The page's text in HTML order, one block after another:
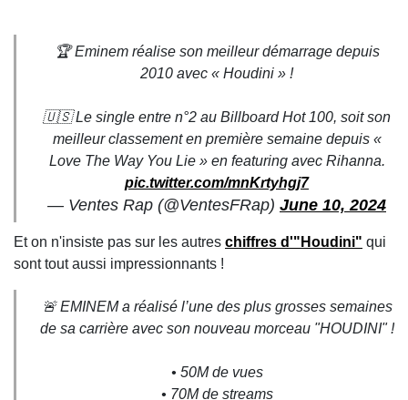
🏆 Eminem réalise son meilleur démarrage depuis
2010 avec « Houdini » !
🇺🇸 Le single entre n°2 au Billboard Hot 100, soit son
meilleur classement en première semaine depuis «
Love The Way You Lie » en featuring avec Rihanna.
pic.twitter.com/mnKrtyhgj7
— Ventes Rap (@VentesFRap) June 10, 2024
Et on n'insiste pas sur les autres chiffres d'"Houdini" qui
sont tout aussi impressionnants !
🚨 EMINEM a réalisé l’une des plus grosses semaines
de sa carrière avec son nouveau morceau "HOUDINI" !
• 50M de vues
• 70M de streams